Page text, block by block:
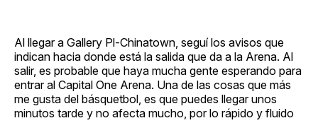
Al llegar a Gallery Pl-Chinatown, seguí los avisos que
indican hacia donde está la salida que da a la Arena. Al
salir, es probable que haya mucha gente esperando para
entrar al Capital One Arena. Una de las cosas que más
me gusta del básquetbol, es que puedes llegar unos
minutos tarde y no afecta mucho, por lo rápido y fluido